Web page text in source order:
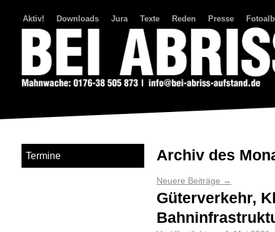
Aktiv! Downloads Jura Texte Reden Presse
Archiv des
Neuere Beiträge →
Güterverkehr,
Termine